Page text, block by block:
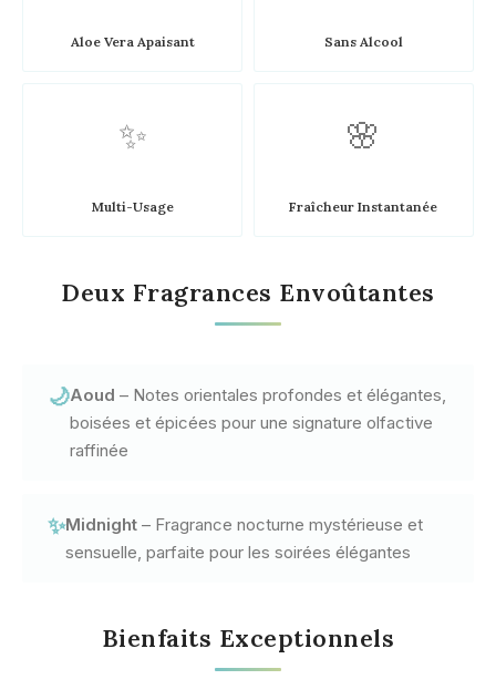
Aloe Vera Apaisant Sans Alcool
✨
Multi-Usage
🌸
Fraîcheur Instantanée
Deux Fragrances Envoûtantes
🌙Aoud – Notes orientales profondes et élégantes,
boisées et épicées pour une signature olfactive
raffinée
✨Midnight – Fragrance nocturne mystérieuse et
sensuelle, parfaite pour les soirées élégantes
Bienfaits Exceptionnels